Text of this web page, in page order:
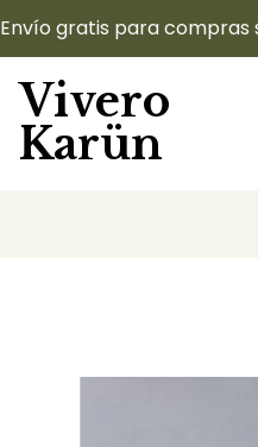
Envío gratis para compras
Vivero
Karün